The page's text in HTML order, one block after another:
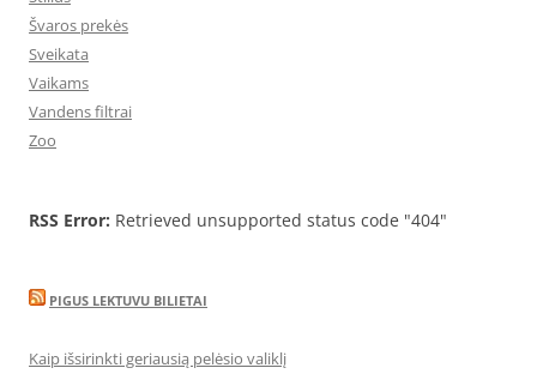
Švaros prekės
Sveikata
Vaikams
Vandens filtrai
Zoo
RSS Error: Retrieved unsupported status code "404"
PIGUS LEKTUVU BILIETAI
Kaip išsirinkti geriausią pelėsio valiklį